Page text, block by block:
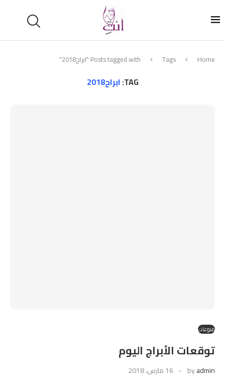
Home
Tags Posts tagged with "ابراج2018"
TAG: ابراج2018
منوعات
توقعات الأبراج اليوم
byadmin 16 مارس، 2018